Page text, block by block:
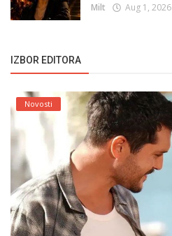
Milt Aug 1, 2026
IZBOR EDITORA
Novosti